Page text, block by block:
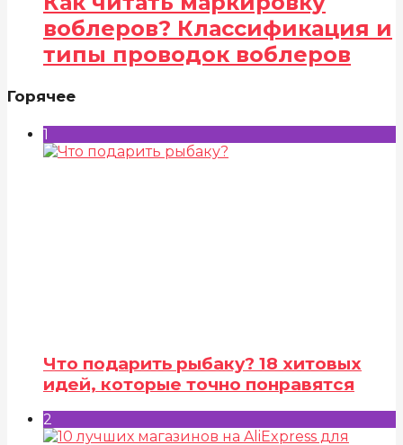
воблеров? Классификация и
типы проводок воблеров
Горячее
1
Что подарить рыбаку? 18 хитовых
идей, которые точно понравятся
2